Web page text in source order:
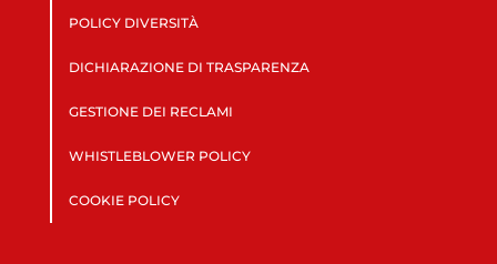
POLICY DIVERSITÀ
DICHIARAZIONE DI TRASPARENZA
GESTIONE DEI RECLAMI
WHISTLEBLOWER POLICY
COOKIE POLICY